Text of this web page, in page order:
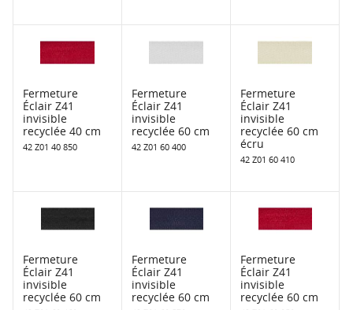
Fermeture
Éclair Z41
invisible
recyclée 40 cm
42 Z01 40 850
Fermeture
Éclair Z41
invisible
recyclée 60 cm
42 Z01 60 400
Fermeture
Éclair Z41
invisible
recyclée 60 cm
écru
42 Z01 60 410
Fermeture
Éclair Z41
invisible
recyclée 60 cm
Fermeture
Éclair Z41
invisible
recyclée 60 cm
Fermeture
Éclair Z41
invisible
recyclée 60 cm